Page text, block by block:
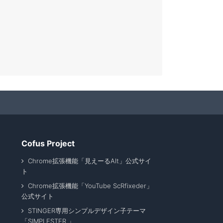
Cofus Project
Chrome拡張機能「見えーるAlt」公式サイ
ト
Chrome拡張機能「YouTube ScRfixeder」
公式サイト
STINGER専用シンプルデザイン子テーマ
「SIMPLESTER 」